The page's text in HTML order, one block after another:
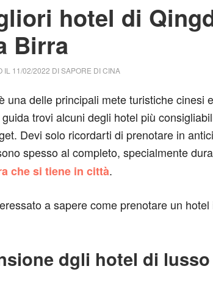
hotel di
Birra
IL 11/02/2022 DISAPORE DI CINA
una delle principali mete turistiche cinesi
trovi alcuni degli hotel più
Devi solo ricordarti di prenotare in
spesso al completo, specialmente
che si tiene in città.
a sapere come prenotare un hotel
dgli hotel di